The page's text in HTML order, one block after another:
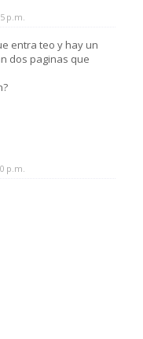
p.m.
entra teo y hay un
dos paginas que
p.m.